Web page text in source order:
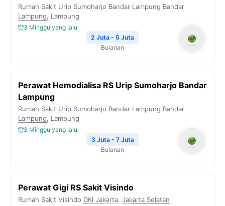
Rumah Sakit Urip Sumoharjo Bandar Lampung Bandar
Lampung, Lampung
3 Minggu yang lalu
2 Juta - 5 Juta
Bulanan
Perawat Hemodialisa RS Urip Sumoharjo Bandar
Lampung
Rumah Sakit Urip Sumoharjo Bandar Lampung Bandar
Lampung, Lampung
3 Minggu yang lalu
3 Juta - 7 Juta
Bulanan
Perawat Gigi RS Sakit Visindo
Rumah Sakit Visindo DKI Jakarta, Jakarta Selatan